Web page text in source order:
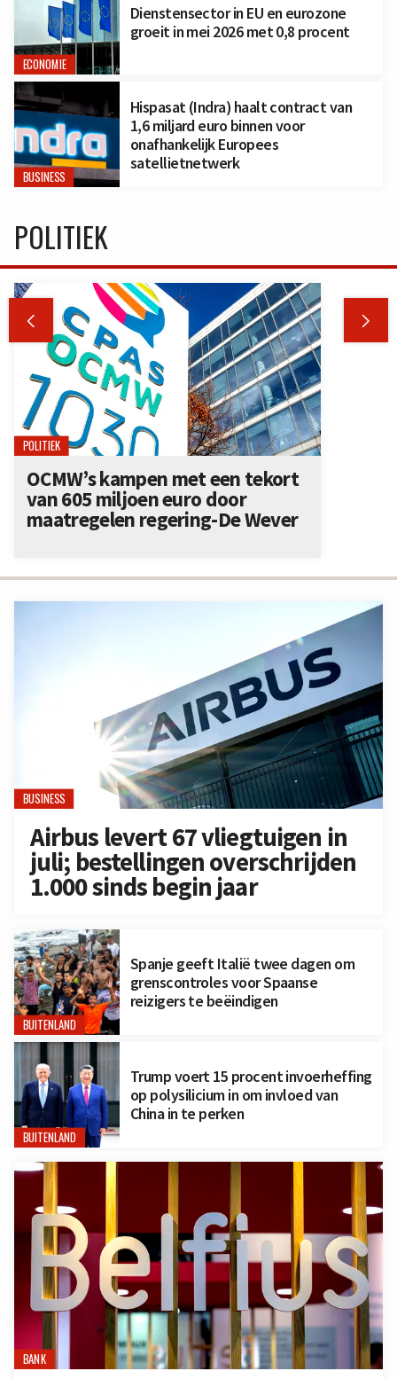
ECONOMIE
Dienstensector in EU en eurozone
groeit in mei 2026 met 0,8 procent
BUSINESS
Hispasat (Indra) haalt contract van
1,6 miljard euro binnen voor
onafhankelijk Europees
satellietnetwerk
BUSINESS
Airbus levert 67 vliegtuigen in
juli; bestellingen overschrijden
1.000 sinds begin jaar
BUITENLAND
Spanje geeft Italië twee dagen om
grenscontroles voor Spaanse
reizigers te beëindigen
BUITENLAND
Trump voert 15 procent invoerheffing
op polysilicium in om invloed van
China in te perken
BANK
POLITIEK
 
POLITIEK
OCMW’s kampen met een tekort
van 605 miljoen euro door
maatregelen regering-De Wever